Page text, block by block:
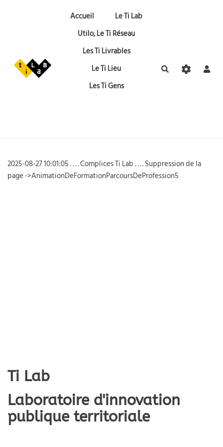
Aller au contenu principal
Accueil
Le Ti Lab
Utilo, Le Ti Réseau
Les Ti Livrables
Le Ti Lieu
Les Ti Gens
Rechercher
2025-08-27 10:01:05 . . . . Complices Ti Lab . . . . Suppression de la
page ->AnimationDeFormationParcoursDeProfession5
Ti Lab
Laboratoire d'innovation
publique territoriale